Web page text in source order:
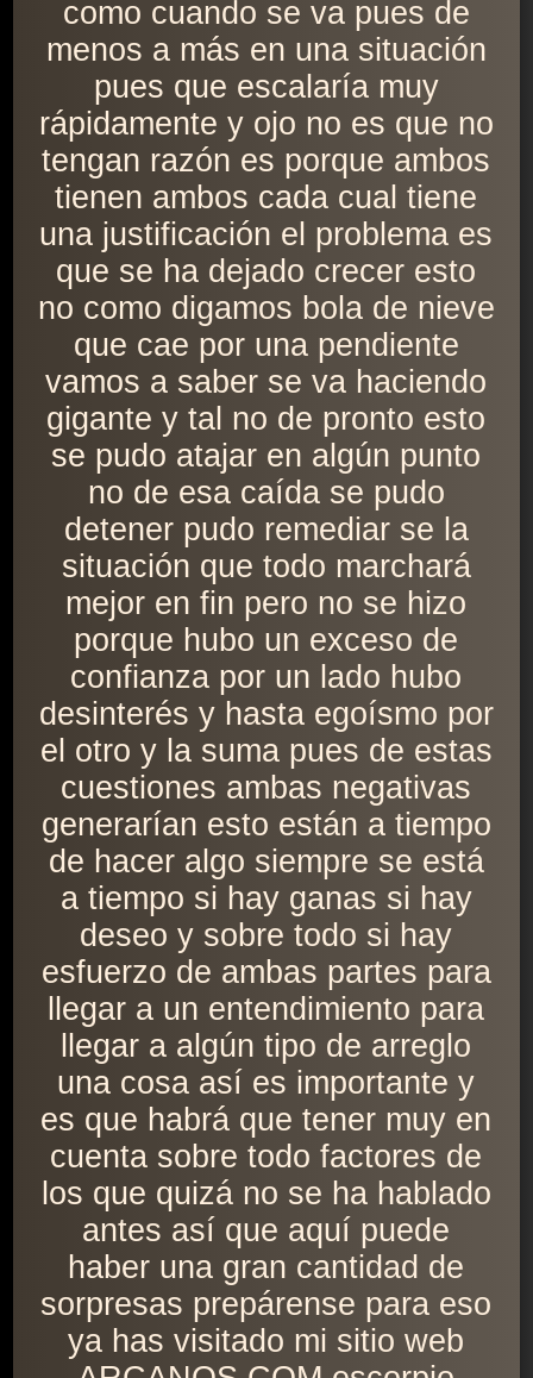
como cuando se va pues de
menos a más en una situación
pues que escalaría muy
rápidamente y ojo no es que no
tengan razón es porque ambos
tienen ambos cada cual tiene
una justificación el problema es
que se ha dejado crecer esto
no como digamos bola de nieve
que cae por una pendiente
vamos a saber se va haciendo
gigante y tal no de pronto esto
se pudo atajar en algún punto
no de esa caída se pudo
detener pudo remediar se la
situación que todo marchará
mejor en fin pero no se hizo
porque hubo un exceso de
confianza por un lado hubo
desinterés y hasta egoísmo por
el otro y la suma pues de estas
cuestiones ambas negativas
generarían esto están a tiempo
de hacer algo siempre se está
a tiempo si hay ganas si hay
deseo y sobre todo si hay
esfuerzo de ambas partes para
llegar a un entendimiento para
llegar a algún tipo de arreglo
una cosa así es importante y
es que habrá que tener muy en
cuenta sobre todo factores de
los que quizá no se ha hablado
antes así que aquí puede
haber una gran cantidad de
sorpresas prepárense para eso
ya has visitado mi sitio web